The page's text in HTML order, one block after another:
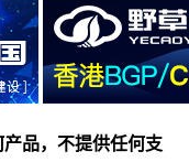
品，不提供任何支